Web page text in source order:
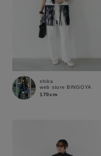
shika
web store BINGOYA
170cm